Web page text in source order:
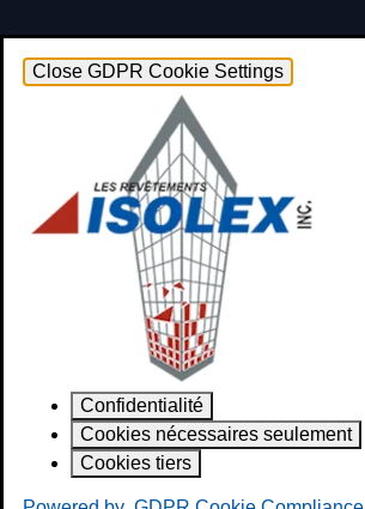
Close GDPR Cookie Settings
Confidentialité
Cookies nécessaires seulement
Cookies tiers